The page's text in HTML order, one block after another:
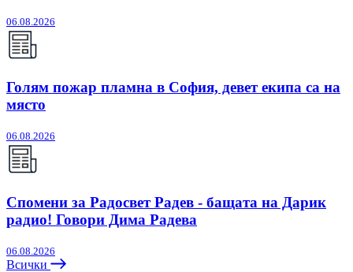
06.08.2026
Голям пожар пламна в София, девет екипа са на
място
06.08.2026
Спомени за Радосвет Радев - бащата на Дарик
радио! Говори Дима Радева
06.08.2026
Всички